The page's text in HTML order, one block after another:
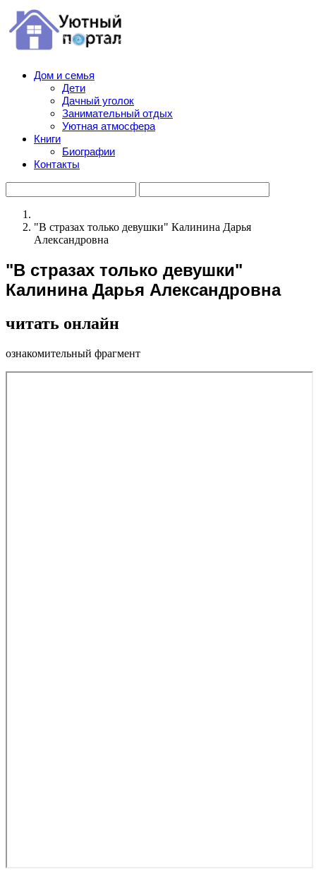
Дом и семья
Дети
Дачный уголок
Занимательный отдых
Уютная атмосфера
Книги
Биографии
Контакты
"В стразах только девушки" Калинина Дарья
Александровна
"В стразах только девушки"
Калинина Дарья Александровна
читать онлайн
ознакомительный фрагмент